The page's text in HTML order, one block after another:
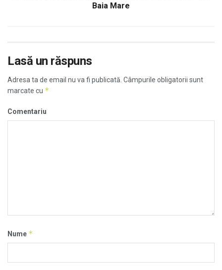
Baia Mare
Lasă un răspuns
Adresa ta de email nu va fi publicată. Câmpurile obligatorii sunt
marcate cu *
Comentariu
Nume *